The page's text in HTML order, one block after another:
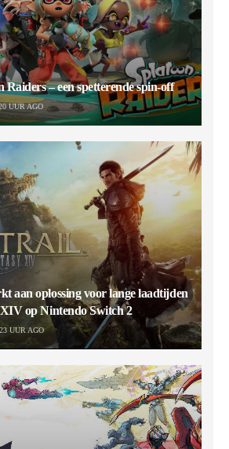
Raiders – een spetterende spin-off
UUR AGO
aan oplossing voor lange laadtijden
op Nintendo Switch 2
23 UUR AGO